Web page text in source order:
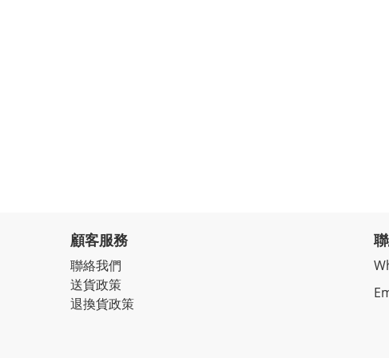
顧客服務
聯絡我們
送貨政策
退換貨政策